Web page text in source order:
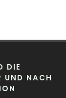
DIE
UND NACH